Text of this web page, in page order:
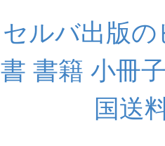
セルバ出版
書 書籍 小冊
国送